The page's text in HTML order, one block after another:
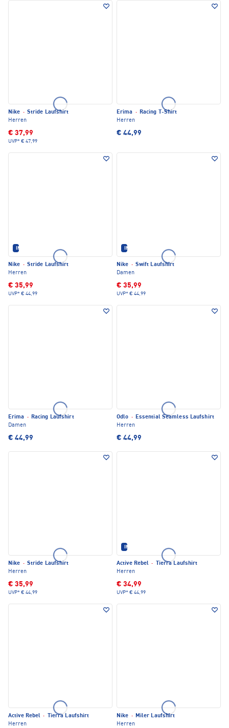
Nike · Stride Laufshirt
Herren
€ 37,99
UVP* € 47,99
Erima · Racing T-Shirt
Herren
€ 44,99
IM SET ERHÄLTLICH
Nike · Stride Laufshirt
Herren
€ 35,99
UVP* € 44,99
IM SET ERHÄLTLICH
Nike · Swift Laufshirt
Damen
€ 35,99
UVP* € 44,99
Erima · Racing Laufshirt
Damen
€ 44,99
Odlo · Essential Seamless Laufshirt
Herren
€ 44,99
Nike · Stride Laufshirt
Herren
€ 35,99
UVP* € 44,99
IM SET ERHÄLTLICH
Active Rebel ·
Tierra Laufshirt
Herren
€ 34,99
UVP* € 44,99
Active Rebel ·
Tierra Laufshirt
Herren
Nike · Miler Laufshirt
Herren